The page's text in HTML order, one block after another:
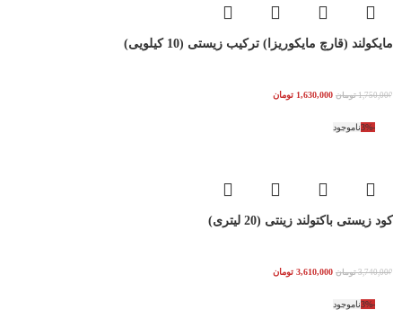
مایکولند (قارچ مایکوریزا) ترکیب زیستی (10 کیلویی)
1,750,000 تومان 1,630,000 تومان
-3% ناموجود
کود زیستی باکتولند زینتی (20 لیتری)
3,740,000 تومان 3,610,000 تومان
-3% ناموجود